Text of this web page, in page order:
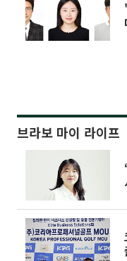
브라보 마이 라이프